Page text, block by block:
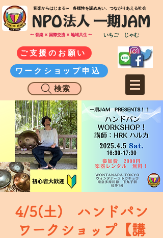
​音楽からはじまる∞ 多様性を認めあい、つながりあえる社会
〜 音楽 ✕ 国際交流 ✕ 地域共生 〜 いちご じゃむ
ご支援のお願い
ワークショップ申込
検索
4/5(土) ハンドパン
ワークショップ【講